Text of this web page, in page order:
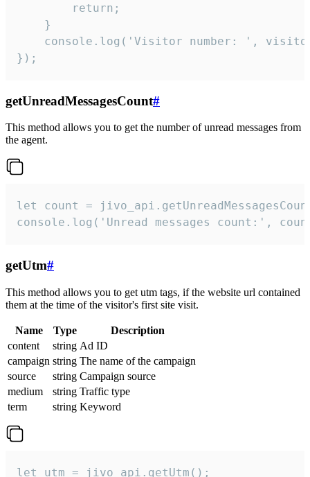
        return;
    }
console.log('Visitor number: ',
});
getUnreadMessagesCount#
This method allows you to get the number of unread messages from
the agent.
let count =
console.log('Unread messages count:',
getUtm#
This method allows you to get utm tags, if the website url contained
them at the time of the visitor's first site visit.
Name Type
Description
content
string Ad ID
campaign string The name of the campaign
source
string Campaign source
medium
string Traffic type
term
string Keyword
let utm = jivo_api.getUtm();